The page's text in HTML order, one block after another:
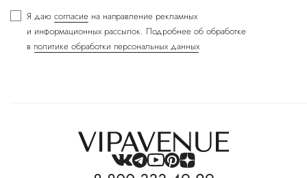
Я даю согласие на направление рекламных
и информационных рассылок. Подробнее об обработке
в политике обработки персональных данных